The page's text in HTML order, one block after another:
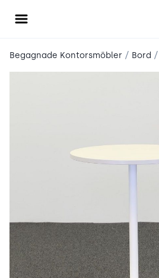
Öppna meny
Begagnade Kontorsmöbler / Bord /